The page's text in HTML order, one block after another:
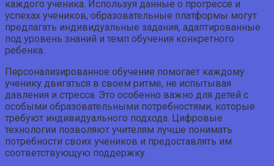
каждого ученика. Используя данные о прогрессе и
успехах учеников, образовательные платформы могут
предлагать индивидуальные задания, адаптированные
под уровень знаний и темп обучения конкретного
ребенка.
Персонализированное обучение помогает каждому
ученику двигаться в своем ритме, не испытывая
давления и стресса. Это особенно важно для детей с
особыми образовательными потребностями, которые
требуют индивидуального подхода. Цифровые
технологии позволяют учителям лучше понимать
потребности своих учеников и предоставлять им
соответствующую поддержку.